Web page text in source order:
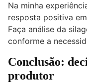
Na minha
resposta positiva
Faça análise da
conforme a
Conclusão:
produtor